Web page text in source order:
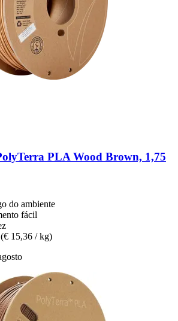
PLA Wood Brown, 1,75
do ambiente
fácil
(€ 15,36 / kg)